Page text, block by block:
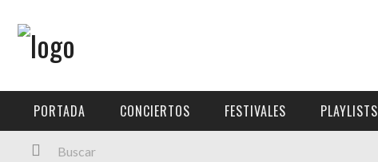
PORTADA
PORTADA CONCIERTOS FESTIVALES PLAYLISTS